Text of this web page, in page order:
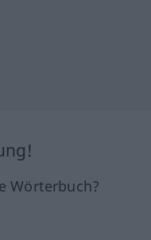
Wörterbuch?